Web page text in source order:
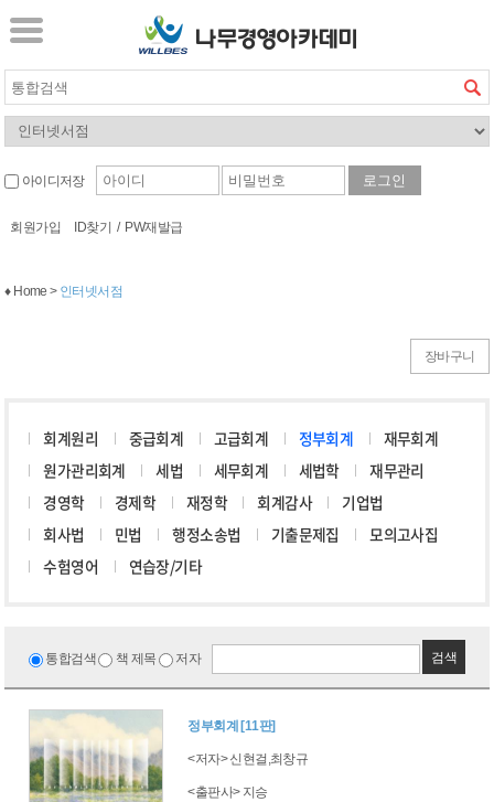
아이디저장
회원가입 ID찾기 / PW재발급
♦ Home > 인터넷서점
장바구니
회계원리 중급회계 고급회계 정부회계
재무회계
원가관리회계
세법 세무회계 세법학
재무관리
경영학
경제학 재정학 회계감사
기업법
회사법
민법 행정소송법 기출문제집
모의고사집
수험영어
연습장/기타
통합검색 책 제목 저자 검색
정부회계 [11판]
<저자> 신현걸,최창규
<출판사> 지승